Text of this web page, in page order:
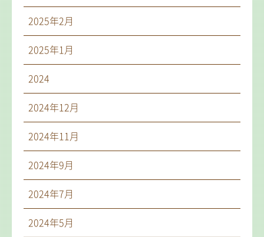
2025年2月
2025年1月
2024
2024年12月
2024年11月
2024年9月
2024年7月
2024年5月